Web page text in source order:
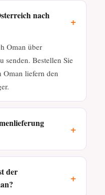
nach
+
Oman über
senden. Bestellen Sie
liefern den
+
der
+